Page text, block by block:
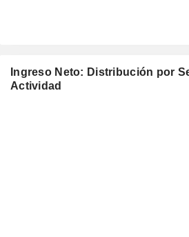
Ingreso Neto: Distribución por
Actividad